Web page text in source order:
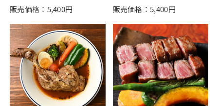
販売価格：5,400円 販売価格：5,400円